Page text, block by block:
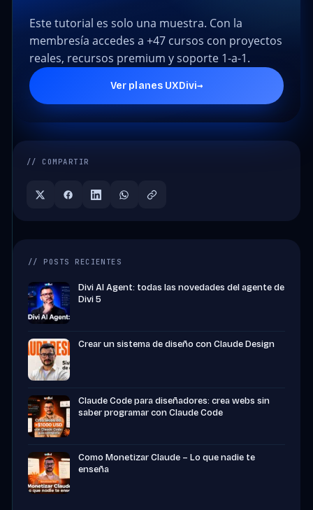
Este tutorial es solo una muestra. Con la
membresía accedes a +47 cursos con proyectos
reales, recursos premium y soporte 1-a-1.
Ver planes UXDivi→
// COMPARTIR
// POSTS RECIENTES
Divi AI Agent: todas las novedades del agente de
Divi 5
Crear un sistema de diseño con Claude Design
Claude Code para diseñadores: crea webs sin
saber programar con Claude Code
Como Monetizar Claude – Lo que nadie te
enseña